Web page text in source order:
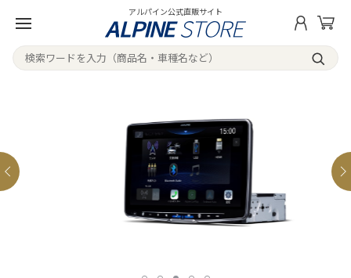
アルパイン公式直販サイト